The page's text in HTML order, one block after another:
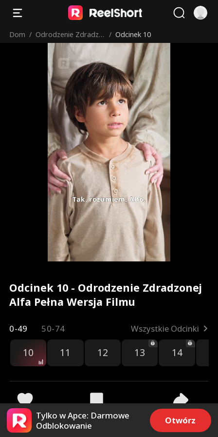
Dom / Odrodzenie Zdradzo
nej Alfa
/ Odcinek 10
Odcinek 10 - Odrodzenie Zdradzonej
Alfa Pełna Wersja Filmu
0-49 50-74 Wszystkie Odcinki
10 11 12 13 14
55.5k 29.3k Udostępnij
Tylko w Apce: Darmowe
Odblokowanie
Otwórz